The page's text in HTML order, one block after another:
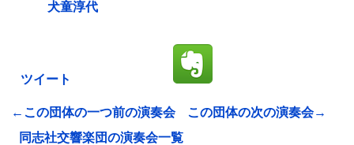
犬童淳代
ツイート
←この団体の一つ前の演奏会
この団体の次の演奏会→
同志社交響楽団の演奏会一覧